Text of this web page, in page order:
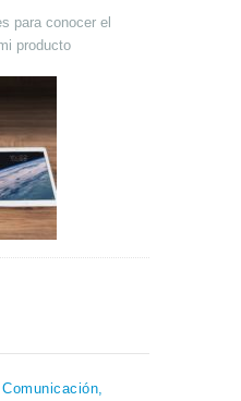
para conocer el
producto